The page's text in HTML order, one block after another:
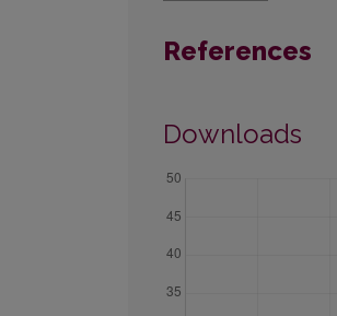
References
Downloads